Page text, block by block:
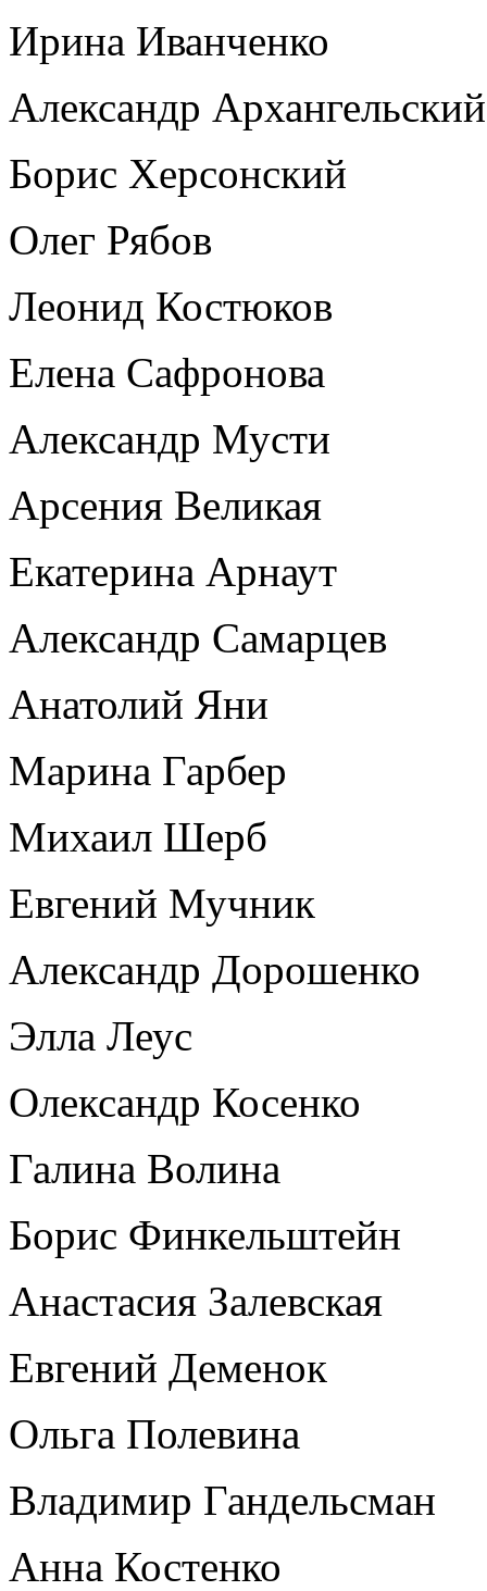
Ирина Иванченко
Александр Архангельский
Борис Херсонский
Олег Рябов
Леонид Костюков
Елена Сафронова
Александр Мусти
Арсения Великая
Екатерина Арнаут
Александр Самарцев
Анатолий Яни
Марина Гарбер
Михаил Шерб
Евгений Мучник
Александр Дорошенко
Элла Леус
Олександр Косенко
Галина Волина
Борис Финкельштейн
Анастасия Залевская
Евгений Деменок
Ольга Полевина
Владимир Гандельсман
Анна Костенко